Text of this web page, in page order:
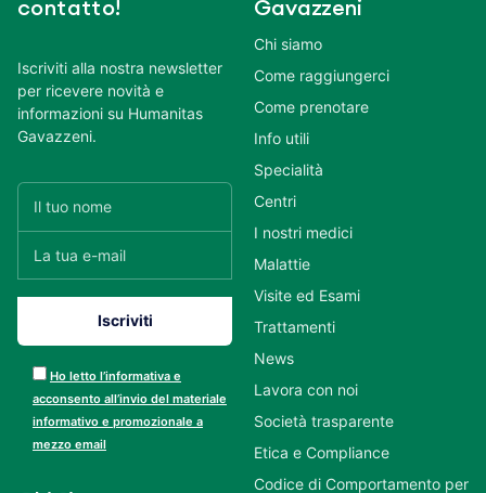
contatto!
Iscriviti alla nostra newsletter
per ricevere novità e
informazioni su Humanitas
Gavazzeni.
Ho letto l’informativa e
acconsento all’invio del materiale
informativo e promozionale a
mezzo email
Gavazzeni
Chi siamo
Come raggiungerci
Come prenotare
Info utili
Specialità
Centri
I nostri medici
Malattie
Visite ed Esami
Trattamenti
News
Lavora con noi
Società trasparente
Etica e Compliance
Codice di Comportamento per